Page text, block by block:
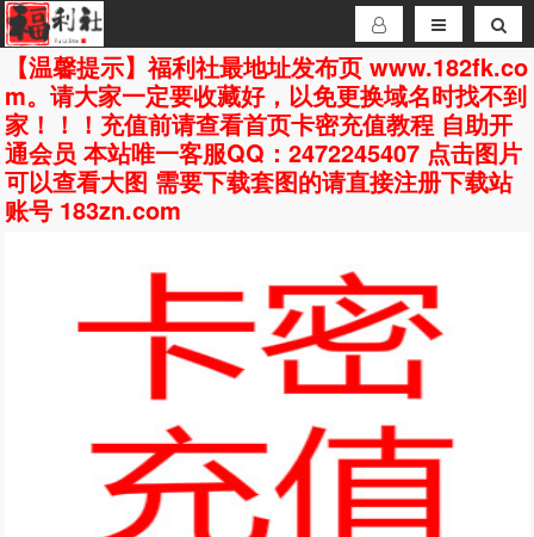
【温馨提示】福利社最地址发布页 www.182fk.co
m。请大家一定要收藏好，以免更换域名时找不到
家！！！充值前请查看首页卡密充值教程 自助开
通会员 本站唯一客服QQ：2472245407 点击图片
可以查看大图 需要下载套图的请直接注册下载站
账号 183zn.com